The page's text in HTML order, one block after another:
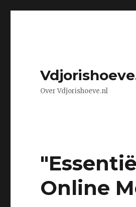
Over Vdjorishoeve.nl
Online